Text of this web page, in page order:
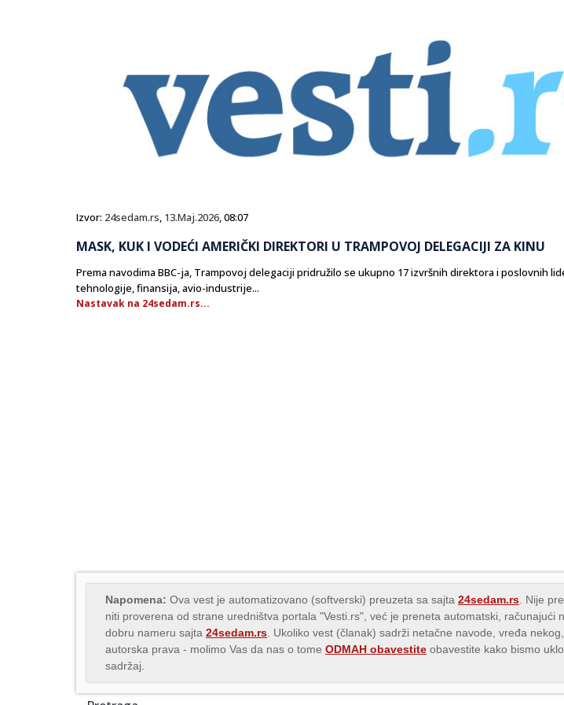
Izvor: 24sedam.rs, 13.Maj.2026, 08:07
MASK, KUK I VODEĆI AMERIČKI DIREKTORI U TRAMPOVOJ DELEGACIJI ZA KINU
Prema navodima BBC-ja, Trampovoj delegaciji pridružilo se ukupno 17 izvršnih direktora i poslovnih
tehnologije, finansija, avio-industrije...
Nastavak na 24sedam.rs...
Napomena: Ova vest je automatizovano (softverski) preuzeta sa sajta 24sedam.rs . Nije
niti proverena od strane uredništva portala "Vesti.rs", već je preneta automatski, računajući
dobru nameru sajta 24sedam.rs . Ukoliko vest (članak) sadrži netačne navode, vređa
autorska prava - molimo Vas da nas o tome ODMAH obavestite obavestite kako bismo
sadržaj.